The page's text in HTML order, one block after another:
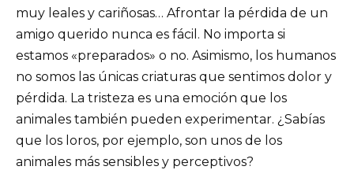
muy leales y cariñosas… Afrontar la pérdida de un
amigo querido nunca es fácil. No importa si
estamos «preparados» o no. Asimismo, los humanos
no somos las únicas criaturas que sentimos dolor y
pérdida. La tristeza es una emoción que los
animales también pueden experimentar. ¿Sabías
que los loros, por ejemplo, son unos de los
animales más sensibles y perceptivos?